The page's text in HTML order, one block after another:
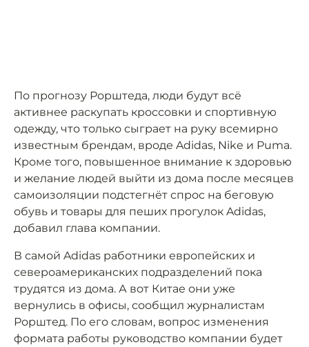
По прогнозу Рорштеда, люди будут всё
активнее раскупать кроссовки и спортивную
одежду, что только сыграет на руку всемирно
известным брендам, вроде Adidas, Nike и Puma.
Кроме того, повышенное внимание к здоровью
и желание людей выйти из дома после месяцев
самоизоляции подстегнёт спрос на беговую
обувь и товары для пеших прогулок Adidas,
добавил глава компании.
В самой Adidas работники европейских и
североамериканских подразделений пока
трудятся из дома. А вот Китае они уже
вернулись в офисы, сообщил журналистам
Рорштед. По его словам, вопрос изменения
формата работы руководство компании будет